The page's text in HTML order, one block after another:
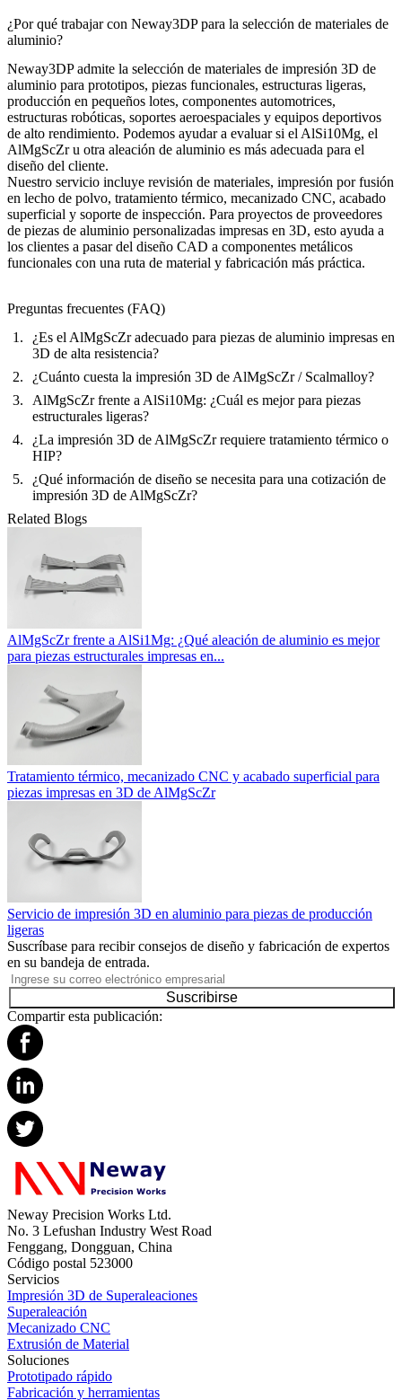
¿Por qué trabajar con Neway3DP para la selección de materiales de
aluminio?
Neway3DP admite la selección de materiales de impresión 3D de
aluminio para prototipos, piezas funcionales, estructuras ligeras,
producción en pequeños lotes, componentes automotrices,
estructuras robóticas, soportes aeroespaciales y equipos deportivos
de alto rendimiento. Podemos ayudar a evaluar si el AlSi10Mg, el
AlMgScZr u otra aleación de aluminio es más adecuada para el
diseño del cliente.
Nuestro servicio incluye revisión de materiales, impresión por fusión
en lecho de polvo, tratamiento térmico, mecanizado CNC, acabado
superficial y soporte de inspección. Para proyectos de proveedores
de piezas de aluminio personalizadas impresas en 3D, esto ayuda a
los clientes a pasar del diseño CAD a componentes metálicos
funcionales con una ruta de material y fabricación más práctica.
Preguntas frecuentes (FAQ)
¿Es el AlMgScZr adecuado para piezas de aluminio impresas en
3D de alta resistencia?
¿Cuánto cuesta la impresión 3D de AlMgScZr / Scalmalloy?
AlMgScZr frente a AlSi10Mg: ¿Cuál es mejor para piezas
estructurales ligeras?
¿La impresión 3D de AlMgScZr requiere tratamiento térmico o
HIP?
¿Qué información de diseño se necesita para una cotización de
impresión 3D de AlMgScZr?
Related Blogs
AlMgScZr frente a AlSi1Mg: ¿Qué aleación de aluminio es mejor
para piezas estructurales impresas en...
Tratamiento térmico, mecanizado CNC y acabado superficial para
piezas impresas en 3D de AlMgScZr
Servicio de impresión 3D en aluminio para piezas de producción
ligeras
Suscríbase para recibir consejos de diseño y fabricación de expertos
en su bandeja de entrada.
Suscribirse
Compartir esta publicación:
Neway Precision Works Ltd.
No. 3 Lefushan Industry West Road
Fenggang, Dongguan, China
Código postal 523000
Servicios
Impresión 3D de Superaleaciones
Superaleación
Mecanizado CNC
Extrusión de Material
Soluciones
Prototipado rápido
Fabricación y herramientas